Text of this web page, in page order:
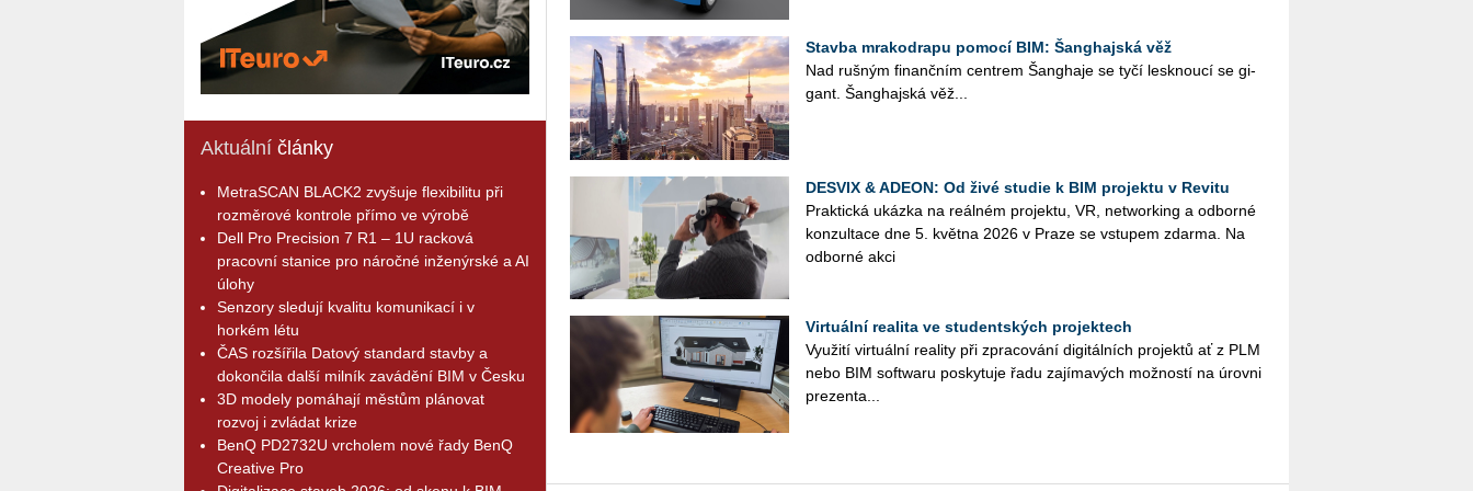
Aktuální články
MetraSCAN BLACK2 zvyšuje flexibilitu při
rozměrové kontrole přímo ve výrobě
Dell Pro Precision 7 R1 – 1U racková
pracovní stanice pro náročné inženýrské a AI
úlohy
Senzory sledují kvalitu komunikací i v
horkém létu
ČAS rozšířila Datový standard stavby a
dokončila další milník zavádění BIM v Česku
3D modely pomáhají městům plánovat
rozvoj i zvládat krize
BenQ PD2732U vrcholem nové řady BenQ
Creative Pro
Stavba mrakodrapu pomocí BIM: Šanghajská věž
Nad ruš­ným fi­nanč­ním cen­t­rem Šan­gha­je se tyčí lesk­nou­cí se gi­
gant. Šan­ghaj­ská věž...
DESVIX & ADEON: Od živé studie k BIM projektu v Revitu
Prak­tic­ká ukáz­ka na re­ál­ném pro­jek­tu, VR, ne­twor­king a od­bor­né
kon­zul­ta­ce dne 5. květ­na 2026 v Praze se vstu­pem zdar­ma. Na
od­bor­né akci
Virtuální realita ve studentských projektech
Vy­u­ži­tí vir­tu­ál­ní re­a­li­ty při zpra­co­vá­ní di­gi­tál­ních pro­jek­tů ať z PLM
nebo BIM soft­waru po­sky­tu­je řadu za­jí­ma­vých mož­nos­tí na úrov­ni
pre­zen­ta­...